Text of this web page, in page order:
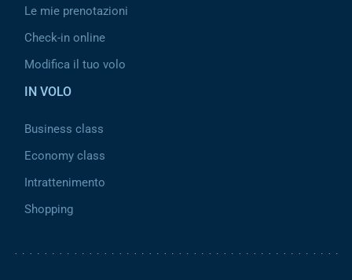
Le mie prenotazioni
Check-in online
Modifica il tuo volo
IN VOLO
Business class
Economy class
Intrattenimento
Shopping